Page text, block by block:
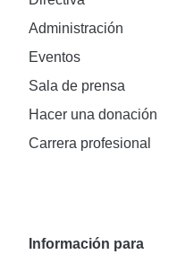
Administración
Eventos
Sala de prensa
Hacer una donación
Carrera profesional
Información para